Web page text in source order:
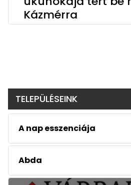
Kázmérra
TELEPÜLÉSEINK
A nap esszenciája
Abda